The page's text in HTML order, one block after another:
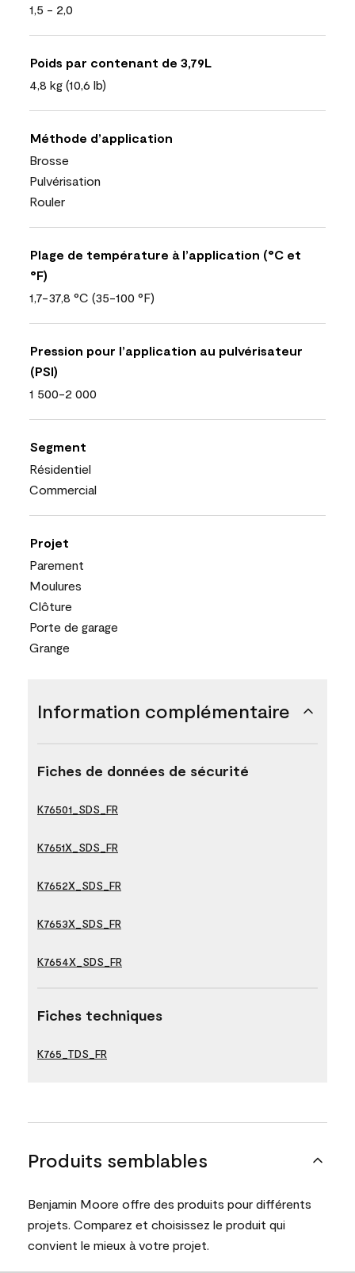
1,5 - 2,0
Poids par contenant de 3,79L
4,8 kg (10,6 lb)
Méthode d’application
Brosse
Pulvérisation
Rouler
Plage de température à l’application (°C et
°F)
1,7-37,8 °C (35-100 °F)
Pression pour l’application au pulvérisateur
(PSI)
1 500-2 000
Segment
Résidentiel
Commercial
Projet
Parement
Moulures
Clôture
Porte de garage
Grange
Information complémentaire
Fiches de données de sécurité
K76501_SDS_FR
K7651X_SDS_FR
K7652X_SDS_FR
K7653X_SDS_FR
K7654X_SDS_FR
Fiches techniques
K765_TDS_FR
Produits semblables
Benjamin Moore offre des produits pour différents
projets. Comparez et choisissez le produit qui
convient le mieux à votre projet.